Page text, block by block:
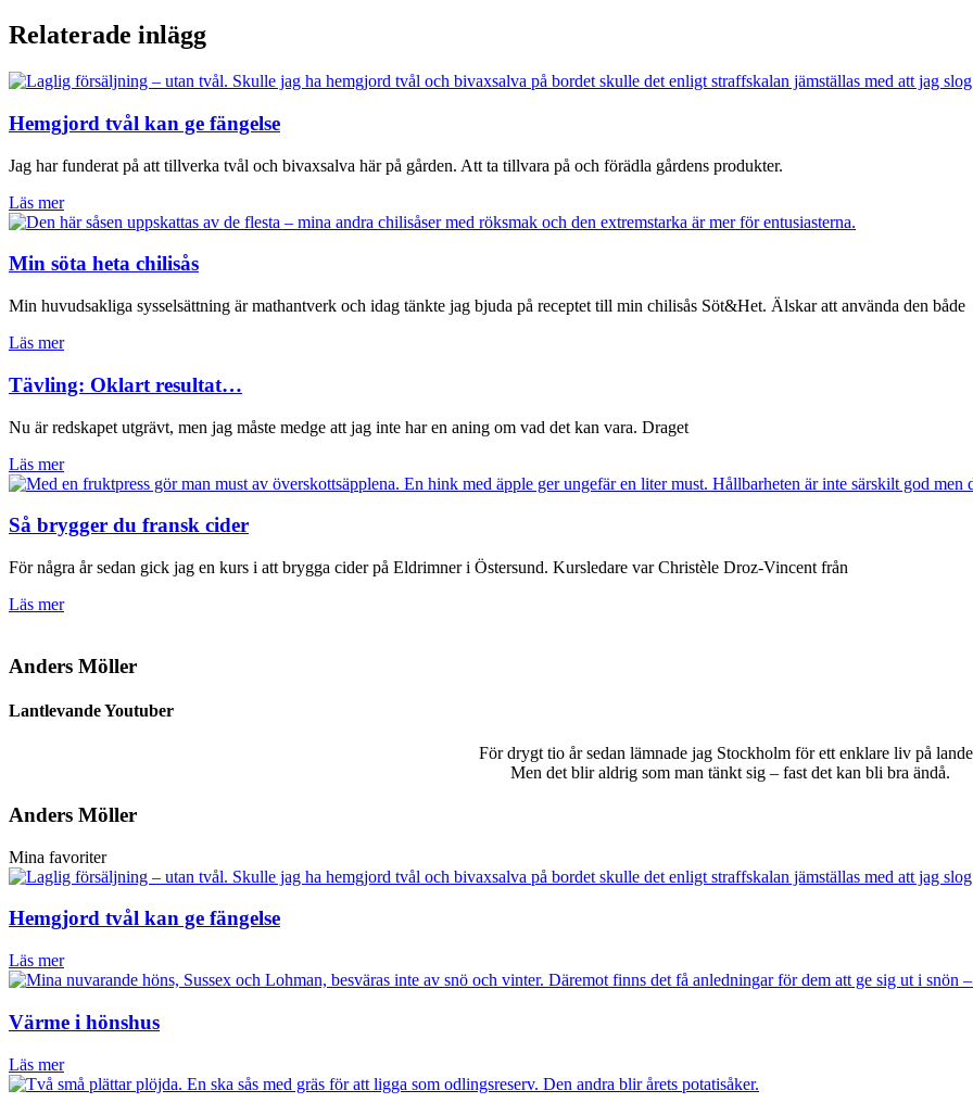
Relaterade inlägg
Hemgjord tvål kan ge fängelse
Jag har funderat på att tillverka tvål och bivaxsalva här på gården. Att ta tillvara på och förädla gårdens produkter.
Läs mer
Min söta heta chilisås
Min huvudsakliga sysselsättning är mathantverk och idag tänkte jag bjuda på receptet till min chilisås Söt&Het. Älskar att använda den både
Läs mer
Tävling: Oklart resultat…
Nu är redskapet utgrävt, men jag måste medge att jag inte har en aning om vad det kan vara. Draget
Läs mer
Så brygger du fransk cider
För några år sedan gick jag en kurs i att brygga cider på Eldrimner i Östersund. Kursledare var Christèle Droz-Vincent från
Läs mer
Anders Möller
Lantlevande Youtuber
För drygt tio år sedan lämnade jag Stockholm för ett enklare liv på
Men det blir aldrig som man tänkt sig – fast det kan bli bra ändå.
Anders Möller
Mina favoriter
Hemgjord tvål kan ge fängelse
Läs mer
Värme i hönshus
Läs mer